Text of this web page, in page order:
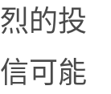
的投
可能